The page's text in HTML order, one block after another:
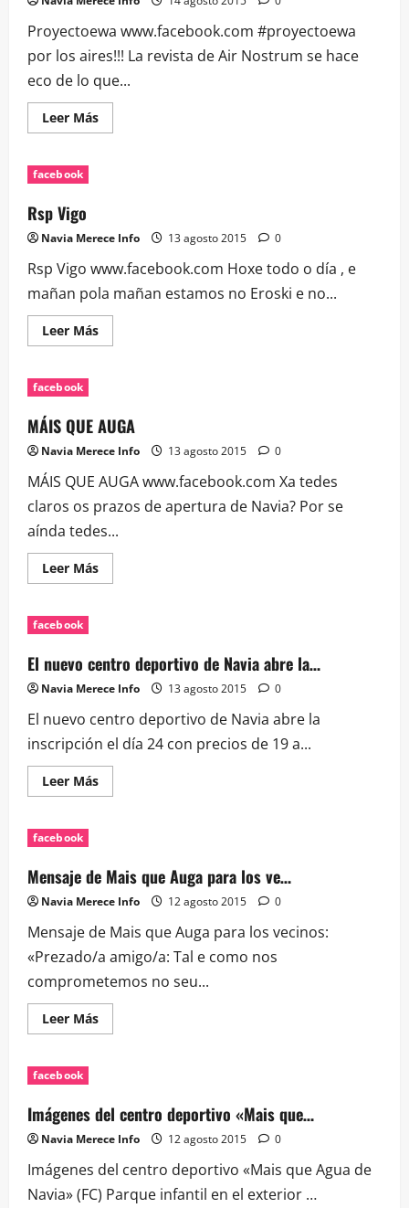
en
Proyectoewa www.facebook.com #proyectoewa
por los aires!!! La revista de Air Nostrum se hace
eco de lo que...
Leer MásLeer
más
facebook
Rsp Vigo
Navia Merece Info 13 agosto 2015 0
Rsp Vigo www.facebook.com Hoxe todo o día , e
mañan pola mañan estamos no Eroski e no...
Leer MásLeer
más
facebook
MÁIS QUE AUGA
Navia Merece Info 13 agosto 2015 0
MÁIS QUE AUGA www.facebook.com Xa tedes
claros os prazos de apertura de Navia? Por se
aínda tedes...
Leer MásLeer
más
facebook
El nuevo centro deportivo de Navia abre la…
Navia Merece Info 13 agosto 2015 0
El nuevo centro deportivo de Navia abre la
inscripción el día 24 con precios de 19 a...
Leer MásLeer
más
deportivo
de
Navia
abre
facebook
Mensaje de Mais que Auga para los ve…
Navia Merece Info 12 agosto 2015 0
Mensaje de Mais que Auga para los vecinos:
«Prezado/a amigo/a: Tal e como nos
comprometemos no seu...
Leer MásLeer
más
que
Auga
para
los
facebook
Imágenes del centro deportivo «Mais que…
Navia Merece Info 12 agosto 2015 0
Imágenes del centro deportivo «Mais que Agua de
Navia» (FC) Parque infantil en el exterior …